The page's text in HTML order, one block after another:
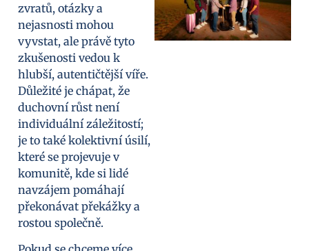
zvratů, otázky a
nejasnosti mohou
vyvstat, ale právě tyto
zkušenosti vedou k
hlubší, autentičtější víře.
Důležité je chápat, že
duchovní růst není
individuální záležitostí;
je to také kolektivní úsilí,
které se projevuje v
komunitě, kde si lidé
navzájem pomáhají
překonávat překážky a
rostou společně.